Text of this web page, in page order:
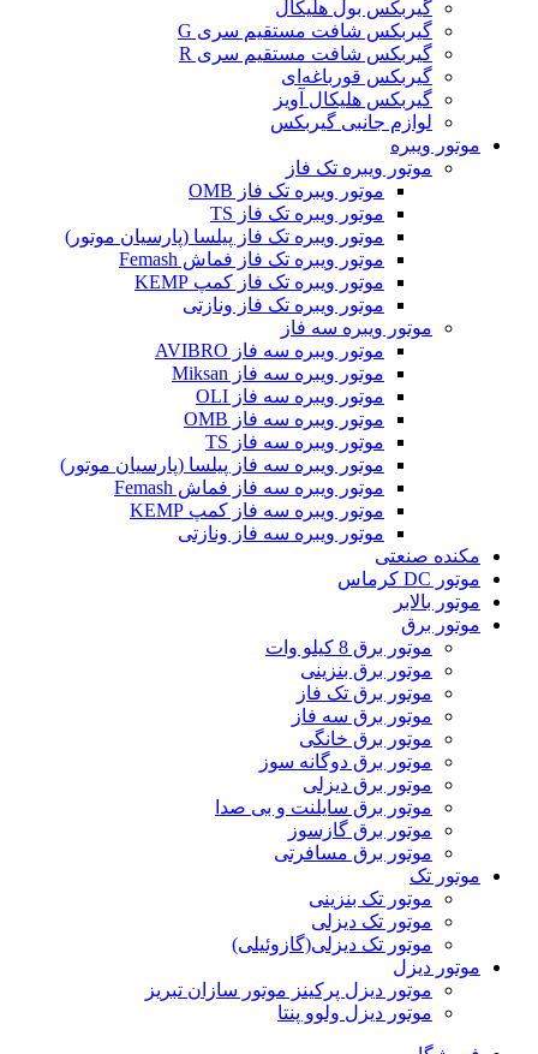
گیربکس بول هلیکال
گیربکس شافت مستقیم سری G
گیربکس شافت مستقیم سری R
گیربکس قورباغه‌ای
گیربکس هلیکال آویز
لوازم جانبی گیربکس
موتور ویبره
موتور ویبره تک فاز
موتور ویبره تک فاز OMB
موتور ویبره تک فاز TS
موتور ویبره تک فاز پیلسا (پارسیان موتور)
موتور ویبره تک فاز فماش Femash
موتور ویبره تک فاز کمپ KEMP
موتور ویبره تک فاز ونازتی
موتور ویبره سه فاز
موتور ویبره سه فاز AVIBRO
موتور ویبره سه فاز Miksan
موتور ویبره سه فاز OLI
موتور ویبره سه فاز OMB
موتور ویبره سه فاز TS
موتور ویبره سه فاز پیلسا (پارسیان موتور)
موتور ویبره سه فاز فماش Femash
موتور ویبره سه فاز کمپ KEMP
موتور ویبره سه فاز ونازتی
مکنده صنعتی
موتور DC کرماس
موتور بالابر
موتور برق
موتور برق 8 کیلو وات
موتور برق بنزینی
موتور برق تک فاز
موتور برق سه فاز
موتور برق خانگی
موتور برق دوگانه سوز
موتور برق دیزلی
موتور برق سایلنت و بی صدا
موتور برق گازسوز
موتور برق مسافرتی
موتور تک
موتور تک بنزینی
موتور تک دیزلی
موتور تک دیزلی(گازوئیلی)
موتور دیزل
موتور دیزل پرکینز موتور سازان تبریز
موتور دیزل ولوو پنتا